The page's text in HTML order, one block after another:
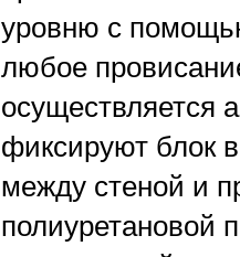
уровню с
любое
осуществляется
фиксируют блок
между стеной и
полиуретановой